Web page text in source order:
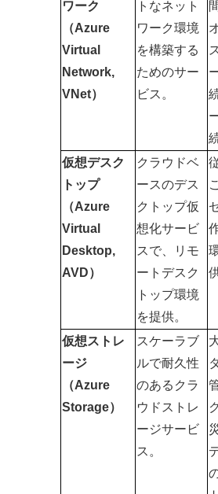
ワーク
（Azure
Virtual
Network,
VNet）
トなネット
ワーク環境
を構築する
ためのサー
ビス。
仮想デスク
トップ
（Azure
Virtual
Desktop,
AVD）
クラウドベ
ースのデス
クトップ仮
想化サービ
スで、リモ
ートデスク
トップ環境
を提供。
仮想ストレ
ージ
（Azure
Storage）
スケーラブ
ルで耐久性
のあるクラ
ウドストレ
ージサービ
ス。